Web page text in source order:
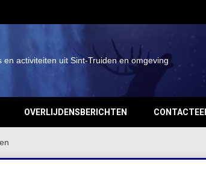
en activiteiten uit Sint-Truiden en omgeving
OVERLIJDENSBERICHTEN